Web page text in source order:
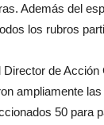
Además del
los rubros
de
ampliamente
50 para